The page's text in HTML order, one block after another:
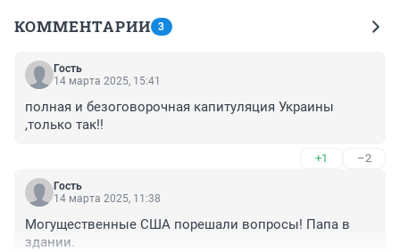
КОММЕНТАРИИ 3
Гость
14 марта 2025, 15:41
полная и безоговорочная капитуляция Украины
,только так!!
+1 –2
Гость
14 марта 2025, 11:38
Могущественные США порешали вопросы! Папа в
здании.